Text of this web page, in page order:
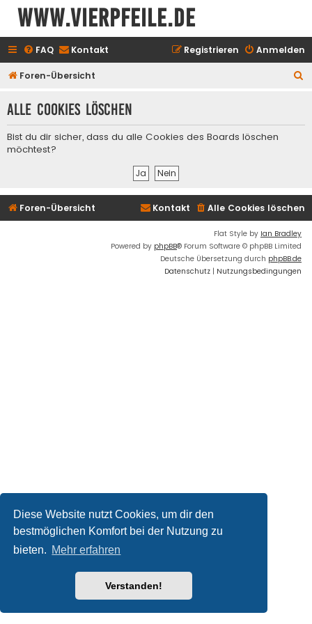
Diese Website nutzt Cookies, um dir den
bestmöglichen Komfort bei der Nutzung zu
bieten. Mehr erfahren
Verstanden!
www.vierpfeile.de
FAQ Kontakt Anmelden
Registrieren
Foren-Übersicht
h
Alle Cookies löschen
Bist du dir sicher, dass du alle Cookies des Boards löschen
möchtest?
Foren-Übersicht Alle Cookies löschen
Kontakt
Flat Style by Ian Bradley
Powered by phpBB® Forum Software © phpBB Limited
Deutsche Übersetzung durch phpBB.de
Datenschutz | Nutzungsbedingungen